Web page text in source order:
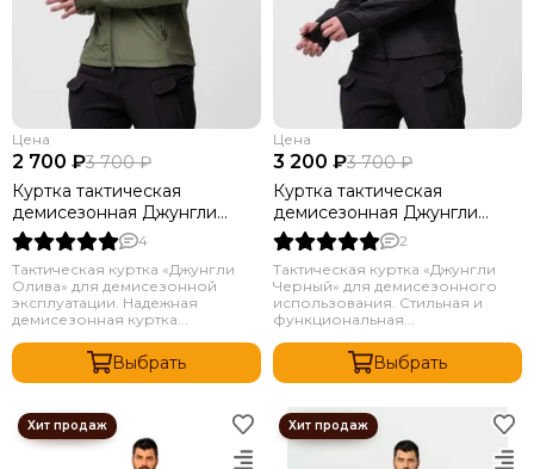
Цена
2 700 ₽3 700 ₽
Куртка тактическая
демисезонная Джунгли
олива
4
Тактическая куртка «Джунгли
Олива» для демисезонной
эксплуатации. Надежная
демисезонная куртка...
Выбрать
Цена
3 200 ₽3 700 ₽
Куртка тактическая
демисезонная Джунгли
черный
2
Тактическая куртка «Джунгли
Черный» для демисезонного
использования. Стильная и
функциональная...
Выбрать